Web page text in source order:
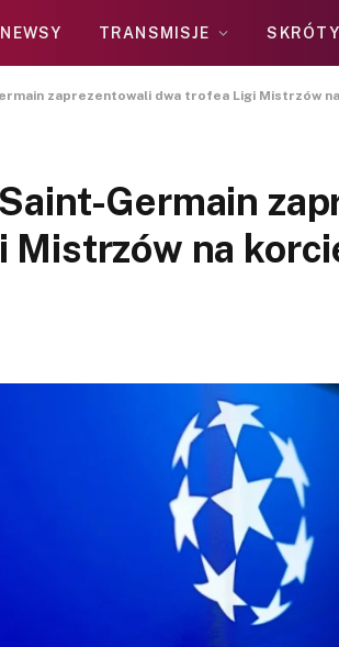
NEWSY TRANSMISJE SKRÓTY
zaprezentowali dwa trofea Ligi Mistrzów
Germain
Mistrzów na